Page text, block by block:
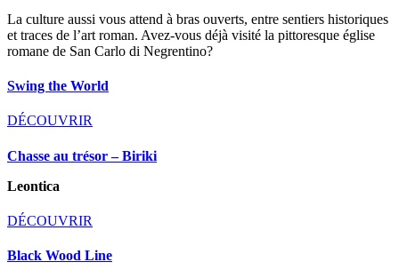
La culture aussi vous attend à bras ouverts, entre sentiers historiques
et traces de l’art roman. Avez-vous déjà visité la pittoresque église
romane de San Carlo di Negrentino?
Swing the World
DÉCOUVRIR
Chasse au trésor – Biriki
Leontica
DÉCOUVRIR
Black Wood Line